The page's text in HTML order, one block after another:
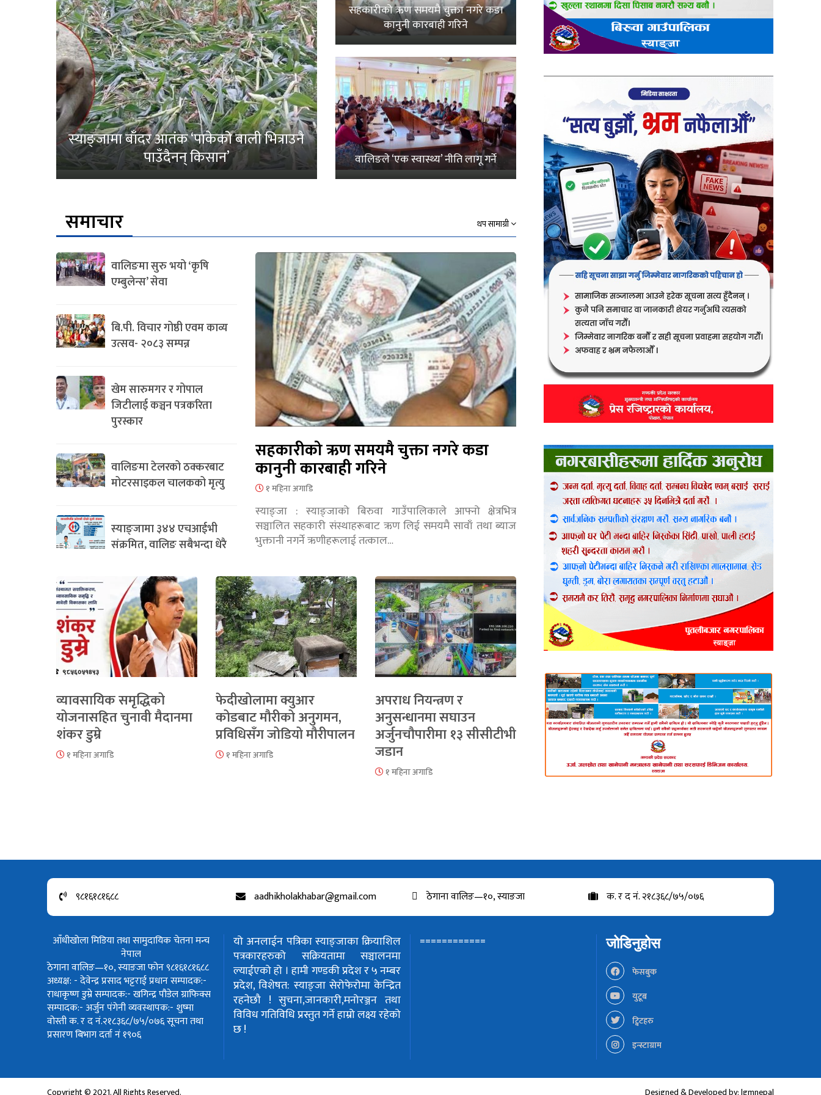
स्याङ्जामा बाँदर आतंक ‘पाकेको बाली भित्राउनै
पाउँदैनन् किसान’
सहकारीको ऋण समयमै चुक्ता नगरे कडा
कानुनी कारबाही गरिने
वालिङले ‘एक स्वास्थ्य’ नीति लागू गर्ने
समाचार थप सामाग्री
वालिङमा सुरु भयो ‘कृषि
एम्बुलेन्स’ सेवा
बि.पी. विचार गोष्ठी एवम काव्य
उत्सव- २०८३ सम्पन्न
खेम सारुमगर र गोपाल
जिटीलाई कञ्चन पत्रकरिता
पुरस्कार
वालिङमा टेलरको ठक्करबाट
मोटरसाइकल चालकको मृत्यु
स्याङ्जामा ३४४ एचआईभी
संक्रमित, वालिङ सबैभन्दा धेरै
सहकारीको ऋण समयमै चुक्ता नगरे कडा
कानुनी कारबाही गरिने
१ महिना अगाडि
स्याङ्जा : स्याङ्जाको बिरुवा गाउँपालिकाले आफ्नो क्षेत्रभित्र
सञ्चालित सहकारी संस्थाहरूबाट ऋण लिई समयमै सावाँ तथा ब्याज
भुक्तानी नगर्ने ऋणीहरूलाई तत्काल…
व्यावसायिक समृद्धिको
योजनासहित चुनावी मैदानमा
शंकर डुम्रे
१ महिना अगाडि
फेदीखोलामा क्युआर
कोडबाट मौरीको अनुगमन,
प्रविधिसँग जोडियो मौरीपालन
१ महिना अगाडि
अपराध नियन्त्रण र
अनुसन्धानमा सघाउन
अर्जुनचौपारीमा १३ सीसीटीभी
जडान
१ महिना अगाडि
९८१६१८१६८८ aadhikholakhabar@gmail.com ठेगाना वालिङ—१०, स्याङजा क. र द नं. २१८३६८/७५/०७६
आँधीखोला मिडिया तथा सामुदायिक चेतना मन्च
नेपाल
ठेगाना वालिङ—१०, स्याङजा फोन ९८१६१८१६८८
अध्यक्ष: - देवेन्द्र प्रसाद भट्टराईप्रधान सम्पादक:-
राधाकृष्ण डुम्रेसम्पादक:- खगिन्द्र पौडेलग्राफिक्स
सम्पादक:- अर्जुन पंगेनीव्यवस्थापक:- शुष्मा
वोस्तीक. र द नं.२१८३६८/७५/०७६सूचना तथा
प्रसारण बिभाग दर्ता नं १९०६
यो अनलाईन पत्रिका स्याङ्जाका क्रियाशिल
पत्रकारहरुको सक्रियतामा सञ्चालनमा
ल्याईएको हो । हामी गण्डकी प्रदेश र ५ नम्बर
प्रदेश, विशेषत: स्याङ्जा सेरोफेरोमा केन्द्रित
रहनेछौ !सुचना,जानकारी,मनोरञ्जन तथा
विविध गतिविधि प्रस्तुत गर्ने हाम्रो लक्ष्य रहेको
छ !
============ जोडिनुहोस
फेसबुक
युटूब
ट्विटहरु
इन्स्टाग्राम